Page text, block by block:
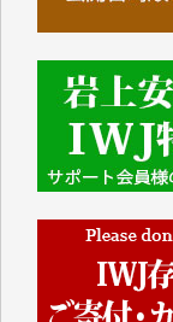
■■■■■■
IWJには、ご
めて、その一
■2026年7月、